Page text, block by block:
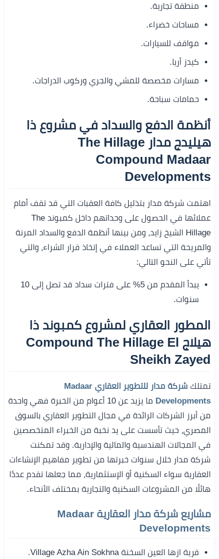
منطقة تجارية.
مساحات خضراء.
مواقف للسيارات.
كيدز أريا.
مسارات مخصصة للمشي والجري وركوب الدراجات.
حمامات سباحة.
أنظمة الدفع والسداد في مشروع ذا
هيليدج مدار The Hillage
Compound Madaar
Developments
اهتمت شركة مدار بتذليل كافة العقبات التي قد تقف أمام
عملائها في الحصول على وحداتهم داخل كمبوند The
Hillage الشيخ زايد، ومن بينها أنظمة الدفع والسداد المرنة
والمريحة التي تساعد العملاء في إتخاذ قرار الشراء، والتي
تأتي على النحو التالي:
يبدأ المقدم من 5% على فترات سداد قد تصل إلى 10
سنوات.
المطور العقاري لمشروع كمبوند ذا
هيلاج Compound The Hillage El
Sheikh Zayed
تمتلك
شركة مدار للتطوير العقاري Madaar
Developments
ما يزيد عن 10 أعوام من الخبرة فهي واحدة
من أبرز الشركات الرائدة في مجال التطوير العقاري بالسوق
المصري، حيث تأسست على يد نخبة من الخبراء المتخصصين
في المجالات الهندسية والمالية والإدارية. وقد تمكنت
شركة مدار خلال سنوات خبرتها من تطوير مفاهيم الإنشاءات
العقارية سواء السكنية أو الإستثمارية، مما جعلها تقدم عددًا
هائلًا من المشروعات السكنية والتجارية بمختلف الأنحاء.
مشاريع شركة مدار العقارية Madaar
Developments
قرية ازها العين السخنة Village Azha Ain Sokhna.